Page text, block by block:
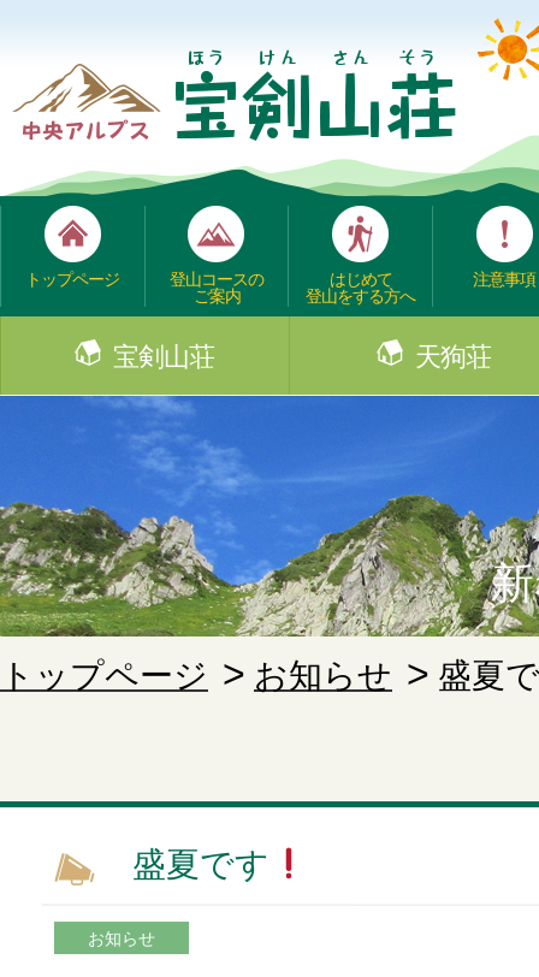
トップページ
登山コースの
ご案内
はじめて
登山をする方へ
注意事項
宝剣山荘 天狗荘
トップページ お知らせ 盛夏
盛夏です
お知らせ